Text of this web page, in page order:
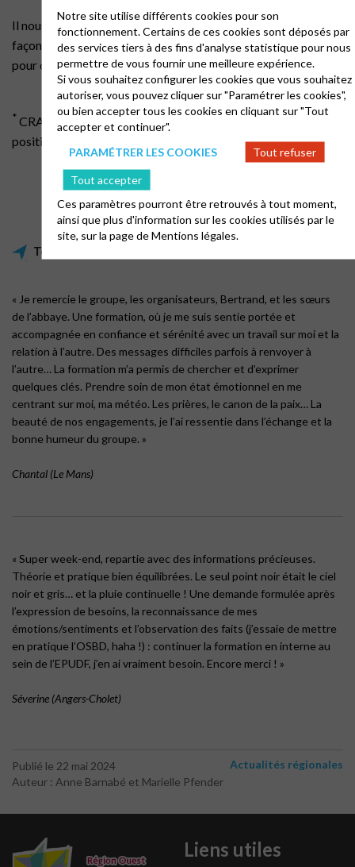
Il nous reste maintenant à nous entraîner pour changer nos
façons d’être ensemble, et à témoigner de notre expérience
pour contribuer à rendre le monde meilleur.
*CRAPPO : concrète – réaliste – au présent – précise –
positive – ouverte.
Témoignages
« Je remercie le groupe, les organisateurs, Bertrand, et les sœurs
de l’abbaye. Une formation, où je me suis sentie portée et
accompagnée en confiance et sérénité avec un travail sur moi et la
relation à l’autre. Des messages difficiles parfois à renvoyer à
l’autre… La formation m’a permis de chercher et d’exprimer
quelques clés. Prendre soin de mon état émotionnel en me
centrant sur moi, ma météo. Les prières, le canon de la paix… La
beauté de nos engagements, je l’ai ressentie dans l’échange et la
bonne humeur du groupe. »
Chantal (Le Mans)
« Super week-end, repartie avec des informations précieuses.
Théorie et pratique bien équilibrées. Le seul point noir était le ciel
noir et gris… et la pluie continuelle ! Une demande formulée après
l’expression de besoins, la reconnaissance de mes
émotions/sentiments et l’observation des faits (j’essaie de mettre
en pratique l’OSBD, haha !) : continuer la formation en interne au
sein de l’EPUDF, j’en ai vraiment besoin. Encore merci ! »
Séverine (Angers-Cholet)
Publié le 22 mai 2024
Auteur : Anne Barnabé et Marielle Pfender
Actualités régionales
Liens utiles
Notre site utilise différents cookies pour son
fonctionnement. Certains de ces cookies sont déposés par
des services tiers à des fins d'analyse statistique pour nous
permettre de vous fournir une meilleure expérience.
Si vous souhaitez configurer les cookies que vous souhaitez
autoriser, vous pouvez cliquer sur "Paramétrer les cookies",
ou bien accepter tous les cookies en cliquant sur "Tout
accepter et continuer".
PARAMÉTRER LES COOKIES
Tout refuser
Tout accepter
Ces paramètres pourront être retrouvés à tout moment,
ainsi que plus d'information sur les cookies utilisés par le
site, sur la page deMentions légales.